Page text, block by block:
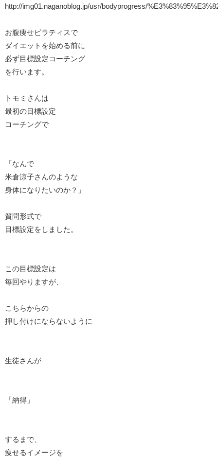
お腹痩せピラティスで
ダイエットを始める前に
必ず目標設定コーチング
を行います。
トモミさんは
最初の目標設定
コーチングで
「なんで
米倉涼子さんのような
身体になりたいのか？」
質問形式で
目標設定をしました。
この目標設定は
毎回やりますが、
こちらからの
押し付けにならないように
生徒さんが
「納得」
するまで、
痩せるイメージを